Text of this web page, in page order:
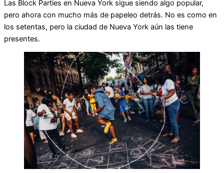
Las Block Parties en Nueva York sigue siendo algo popular,
pero ahora con mucho más de papeleo detrás. No es como en
los setentas, pero la ciudad de Nueva York aún las tiene
presentes.